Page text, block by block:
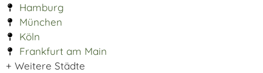
Hamburg
München
Köln
Frankfurt am Main
+ Weitere Städte